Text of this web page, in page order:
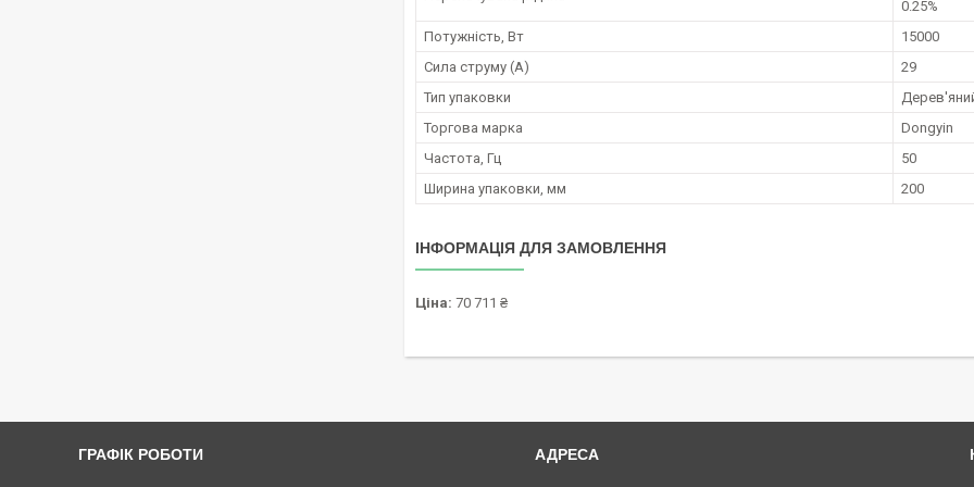
0.25%
Потужність, Вт
15000
Сила струму (А)
29
Тип упаковки
Торгова марка
Dongyin
Частота, Гц
50
Ширина упаковки, мм
200
ІНФОРМАЦІЯ ДЛЯ ЗАМОВЛЕННЯ
Ціна: 70 711 ₴
ГРАФІК РОБОТИ